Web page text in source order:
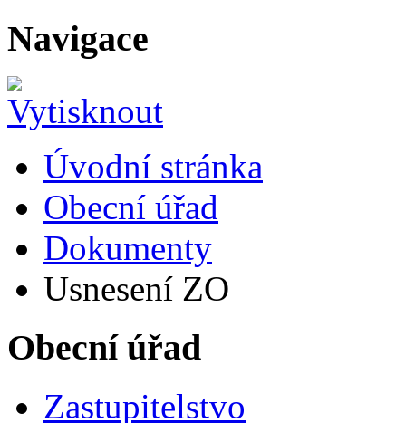
Navigace
Úvodní stránka
Obecní úřad
Dokumenty
Usnesení ZO
Obecní úřad
Zastupitelstvo